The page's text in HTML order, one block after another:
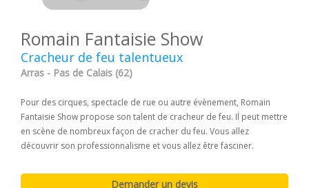
Romain Fantaisie Show
Cracheur de feu talentueux
Arras - Pas de Calais (62)
Pour des cirques, spectacle de rue ou autre évènement, Romain
Fantaisie Show propose son talent de cracheur de feu. Il peut mettre
en scène de nombreux façon de cracher du feu. Vous allez
découvrir son professionnalisme et vous allez être fasciner.